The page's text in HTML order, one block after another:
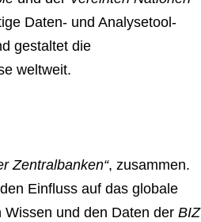
Daten- und Analysetool-
gestaltet die
weltweit.
Zentralbanken“, zusammen.
Einfluss auf das globale
und den Daten der BIZ